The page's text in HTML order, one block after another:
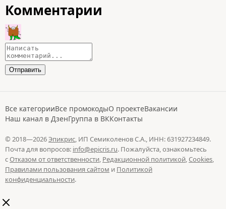
Комментарии
Все категорииВсе промокодыО проектеВакансии
Наш канал в ДзенГруппа в ВККонтакты
© 2018—2026Эпикрис, ИП Семиколенов С.А., ИНН: 631927234849.
Почта для вопросов: info@epicris.ru. Пожалуйста, ознакомьтесь
сОтказом от ответственности, Редакционной политикой,Cookies,
Правилами пользования сайтом и Политикой
конфиденциальности.